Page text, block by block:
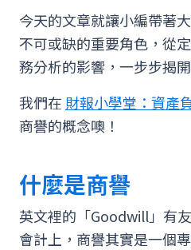
今天的文章就讓小編帶著
不可或缺的重要角色，從
務分析的影響，一步步揭
我們在 財報小學堂：資產
商譽的概念噢！
什麼是商譽
英文裡的「Goodwill」有
會計上，商譽其實是一個